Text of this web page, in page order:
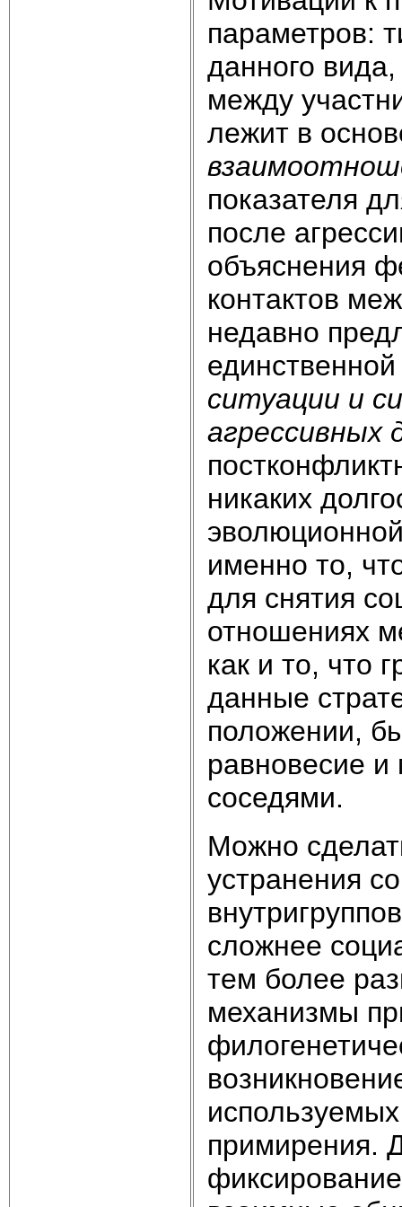
параметров:
данного
между
лежит в
показателя
после
объяснения
контактов
недавно
ситуации и
агрессивных
никаких
именно то,
для снятия
отношениях
как и то, что
данные
положении,
равновесие и
соседями.
Можно
устранения
сложнее
тем более
механизмы
примирения.